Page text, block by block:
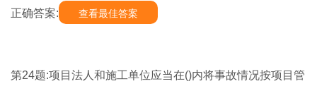
正确答案: 查看最佳答案
第24题:项目法人和施工单位应当在()内将事故情况按项目管